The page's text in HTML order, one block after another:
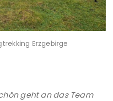
Erzgebirge
geht an das Team